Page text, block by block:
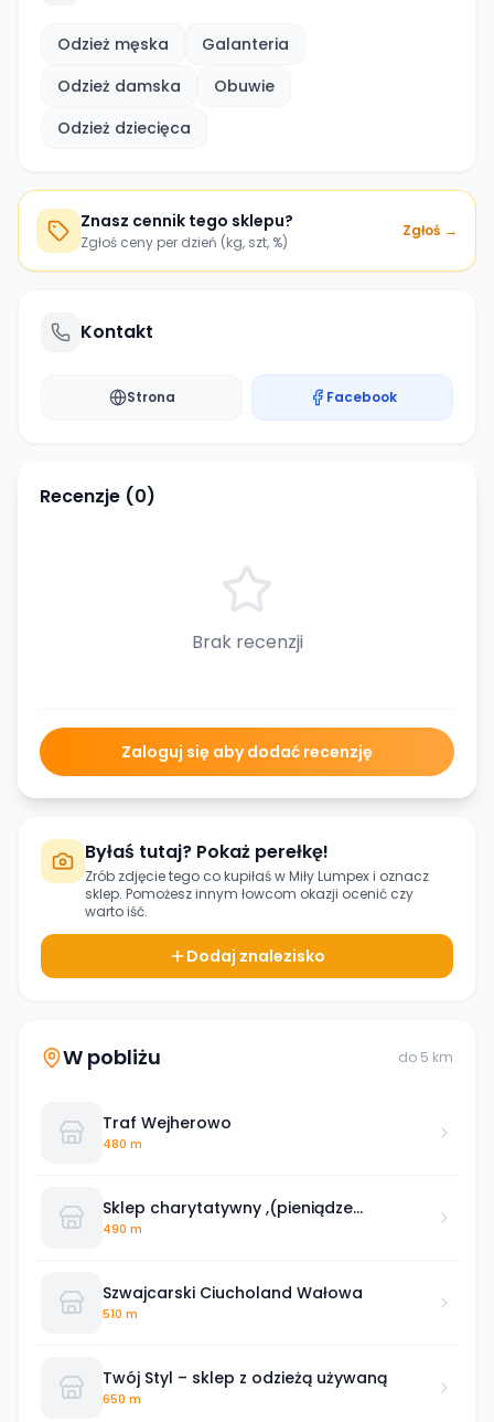
Odzież męska
Galanteria
Odzież damska
Obuwie
Odzież dziecięca
Znasz cennik tego sklepu?
Zgłoś ceny per dzień (kg, szt, %)
Zgłoś →
Kontakt
Strona Facebook
Recenzje (0)
Brak recenzji
Zaloguj się aby dodać recenzję
Byłaś tutaj? Pokaż perełkę!
Zrób zdjęcie tego co kupiłaś wMiły Lumpexi oznacz
sklep. Pomożesz innym łowcom okazji ocenić czy
warto iść.
Dodaj znalezisko
W pobliżu do 5 km
Traf Wejherowo
480 m
Sklep charytatywny ,(pieniądze
pozyskane ze sprzedaży przeznaczone
490 m
Szwajcarski Ciucholand Wałowa
510 m
Twój Styl – sklep z odzieżą używaną
650 m